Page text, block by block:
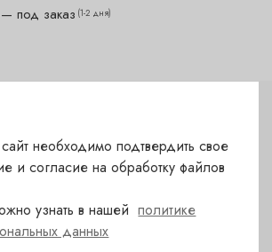
под заказ (1-2 дня)
необходимо подтвердить свое
и согласие на обработку файлов
узнать в нашейполитике
данных